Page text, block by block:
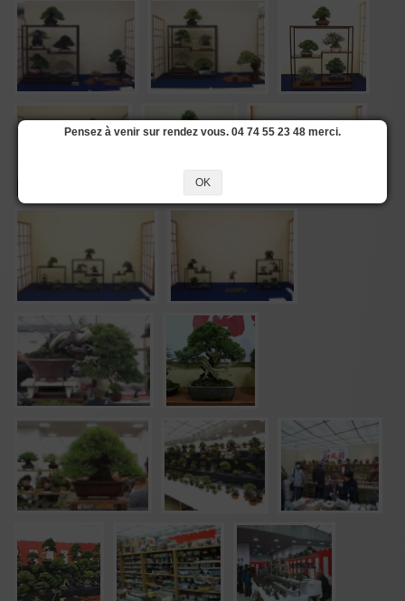
Pensez à venir sur rendez vous. 04 74 55 23 48 merci.
OK